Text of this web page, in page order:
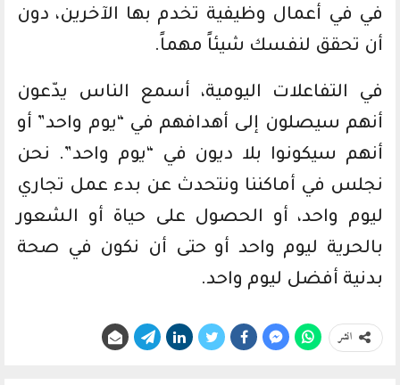
في في أعمال وظيفية تخدم بها الآخرين، دون
أن تحقق لنفسك شيئاً مهماً.
في التفاعلات اليومية، أسمع الناس يدّعون
أنهم سيصلون إلى أهدافهم في “يوم واحد” أو
أنهم سيكونوا بلا ديون في “يوم واحد”. نحن
نجلس في أماكننا ونتحدث عن بدء عمل تجاري
ليوم واحد، أو الحصول على حياة أو الشعور
بالحرية ليوم واحد أو حتى أن نكون في صحة
بدنية أفضل ليوم واحد.
انشر